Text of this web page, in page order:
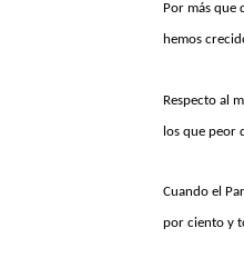
Por más que
hemos
Respecto al
los que peor
Cuando el
por ciento y